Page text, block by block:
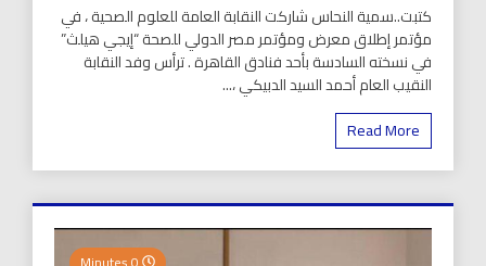
كتبت..سمية النحاس شاركت النقابة العامة للعلوم الصحية ، في
مؤتمر إطلاق معرض ومؤتمر مصر الدولي للصحة “إيجي هيلث”
في نسخته السادسة بأحد فنادق القاهرة . ترأس وفد النقابة
النقيب العام أحمد السيد الدبيكي ،...
Read More